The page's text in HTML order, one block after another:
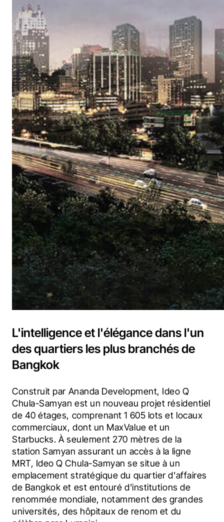
L'intelligence et l'élégance dans l'un
des quartiers les plus branchés de
Bangkok
Construit par Ananda Development, Ideo Q
Chula-Samyan est un nouveau projet résidentiel
de 40 étages, comprenant 1 605 lots et locaux
commerciaux, dont un MaxValue et un
Starbucks. À seulement 270 mètres de la
station Samyan assurant un accès à la ligne
MRT, Ideo Q Chula-Samyan se situe à un
emplacement stratégique du quartier d'affaires
de Bangkok et est entouré d'institutions de
renommée mondiale, notamment des grandes
universités, des hôpitaux de renom et du